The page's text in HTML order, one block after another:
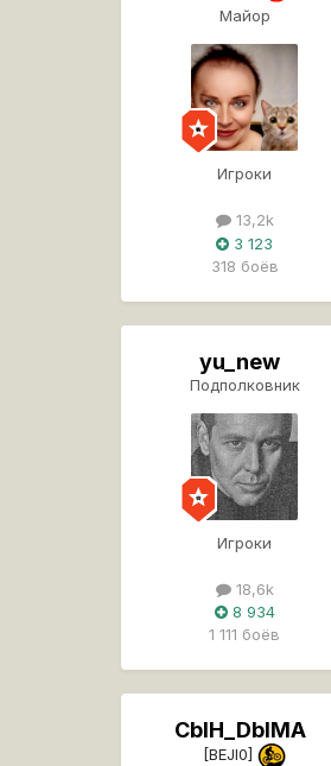
Майор
Игроки
13,2k
3 123
318 боёв
yu_new
Подполковник
Игроки
18,6k
8 934
1 111 боёв
CbIH_DbIMA
[BEJI0]